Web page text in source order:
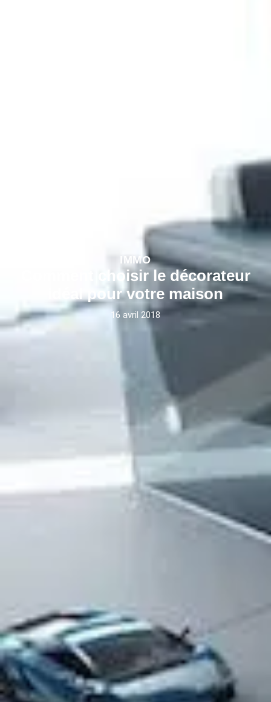
IMMO
Comment choisir le décorateur
idéal pour votre maison
16 avril 2018